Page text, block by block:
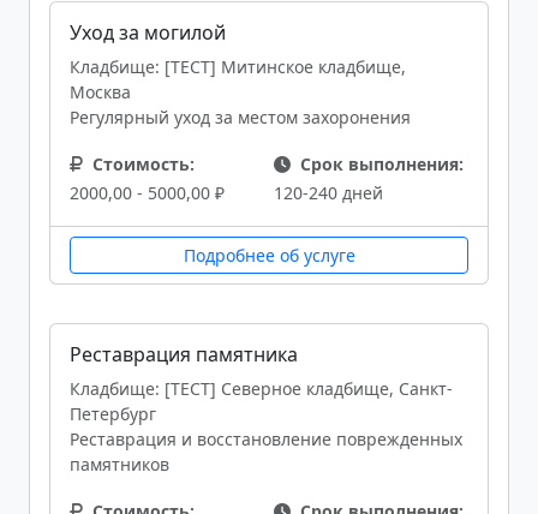
Уход за могилой
Кладбище: [ТЕСТ] Митинское кладбище,
Москва
Регулярный уход за местом захоронения
Стоимость:
2000,00 - 5000,00 ₽
Срок выполнения:
120-240 дней
Подробнее об услуге
Реставрация памятника
Кладбище: [ТЕСТ] Северное кладбище, Санкт-
Петербург
Реставрация и восстановление поврежденных
памятников